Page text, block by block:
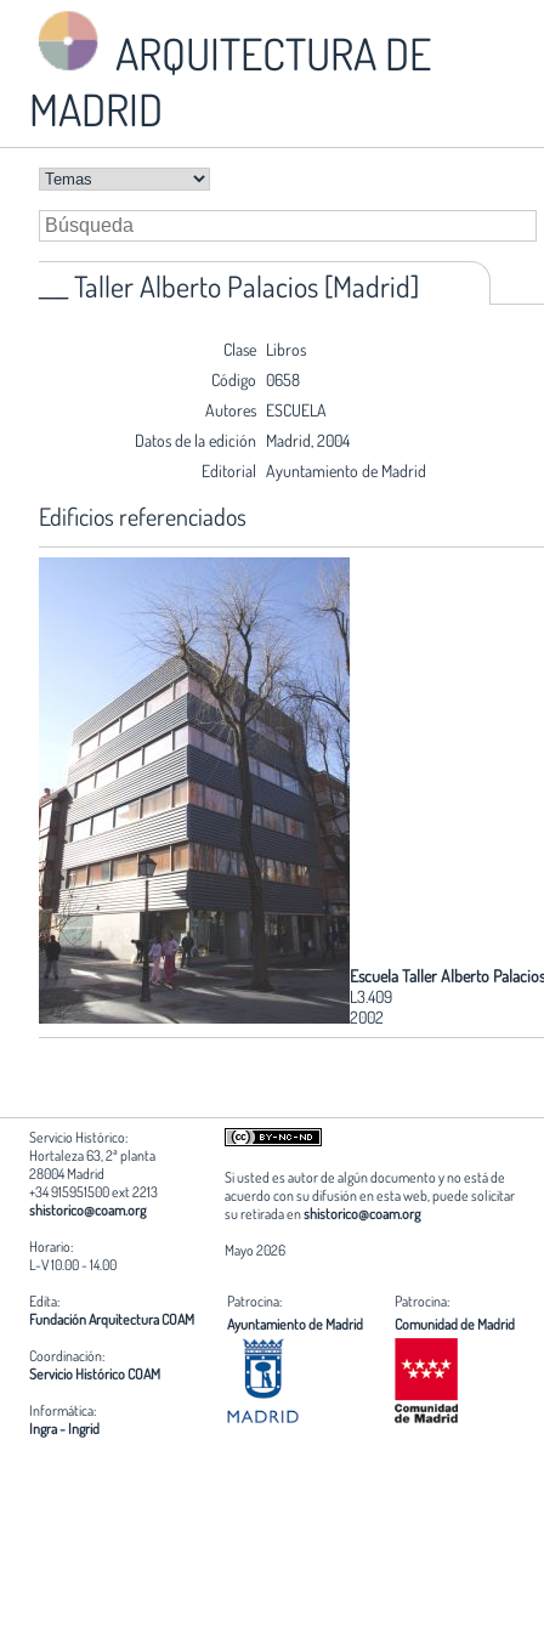
ARQUITECTURA DE
MADRID
___ Taller Alberto Palacios [Madrid]
Clase Libros
Código 0658
Autores ESCUELA
Datos de la edición Madrid, 2004
Editorial Ayuntamiento de Madrid
Edificios referenciados
Escuela Taller Alberto Palacios
L3.409
2002
Servicio Histórico:
Hortaleza 63, 2ª planta
28004 Madrid
+34 915951500 ext 2213
shistorico@coam.org
Horario:
L-V 10.00 - 14.00
Si usted es autor de algún documento y no está de
acuerdo con su difusión en esta web, puede solicitar
su retirada enshistorico@coam.org
Mayo 2026
Edita:
Fundación Arquitectura COAM
Coordinación:
Servicio Histórico COAM
Informática:
Ingra - Ingrid
Patrocina:
Ayuntamiento de Madrid
Patrocina:
Comunidad de Madrid